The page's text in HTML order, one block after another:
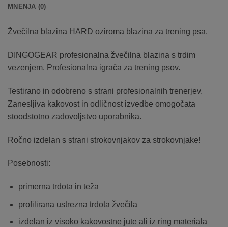
MNENJA (0)
Žvečilna blazina HARD oziroma blazina za trening psa.
DINGOGEAR profesionalna žvečilna blazina s trdim
vezenjem. Profesionalna igrača za trening psov.
Testirano in odobreno s strani profesionalnih trenerjev.
Zanesljiva kakovost in odličnost izvedbe omogočata
stoodstotno zadovoljstvo uporabnika.
Ročno izdelan s strani strokovnjakov za strokovnjake!
Posebnosti:
primerna trdota in teža
profilirana ustrezna trdota žvečila
izdelan iz visoko kakovostne jute ali iz ring materiala